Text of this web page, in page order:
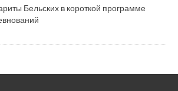
Бельских в короткой программе